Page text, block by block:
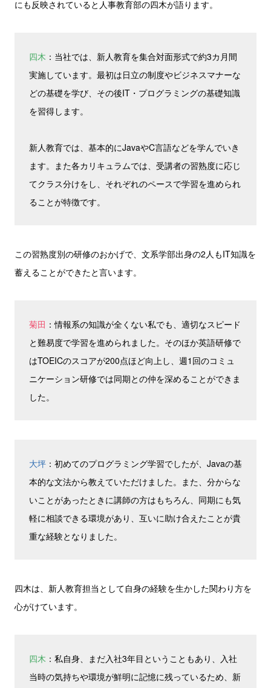
にも反映されていると人事教育部の四木が語ります。
四木 ：当社では、新人教育を集合対面形式で約3カ月間
実施しています。最初は日立の制度やビジネスマナーな
どの基礎を学び、その後IT・プログラミングの基礎知識
を習得します。
新人教育では、基本的にJavaやC言語などを学んでいき
ます。また各カリキュラムでは、受講者の習熟度に応じ
てクラス分けをし、それぞれのペースで学習を進められ
ることが特徴です。
この習熟度別の研修のおかげで、文系学部出身の2人もIT知識を
蓄えることができたと言います。
菊田 ：情報系の知識が全くない私でも、適切なスピード
と難易度で学習を進められました。そのほか英語研修で
はTOEICのスコアが200点ほど向上し、週1回のコミュ
ニケーション研修では同期との仲を深めることができま
した。
大坪 ：初めてのプログラミング学習でしたが、Javaの基
本的な文法から教えていただけました。また、分からな
いことがあったときに講師の方はもちろん、同期にも気
軽に相談できる環境があり、互いに助け合えたことが貴
重な経験となりました。
四木は、新人教育担当として自身の経験を生かした関わり方を
心がけています。
四木 ：私自身、まだ入社3年目ということもあり、入社
当時の気持ちや環境が鮮明に記憶に残っているため、新